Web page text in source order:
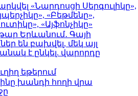
«Նարդոսցի Սերգուլիկը»,
«Բեթմենը»,
«Այֆոնչիկը»
Երևանում․ Գայի
են բախվել, մեկ այլ
է ընկել. վարորդը
եթերում
խանդի հողի վրա